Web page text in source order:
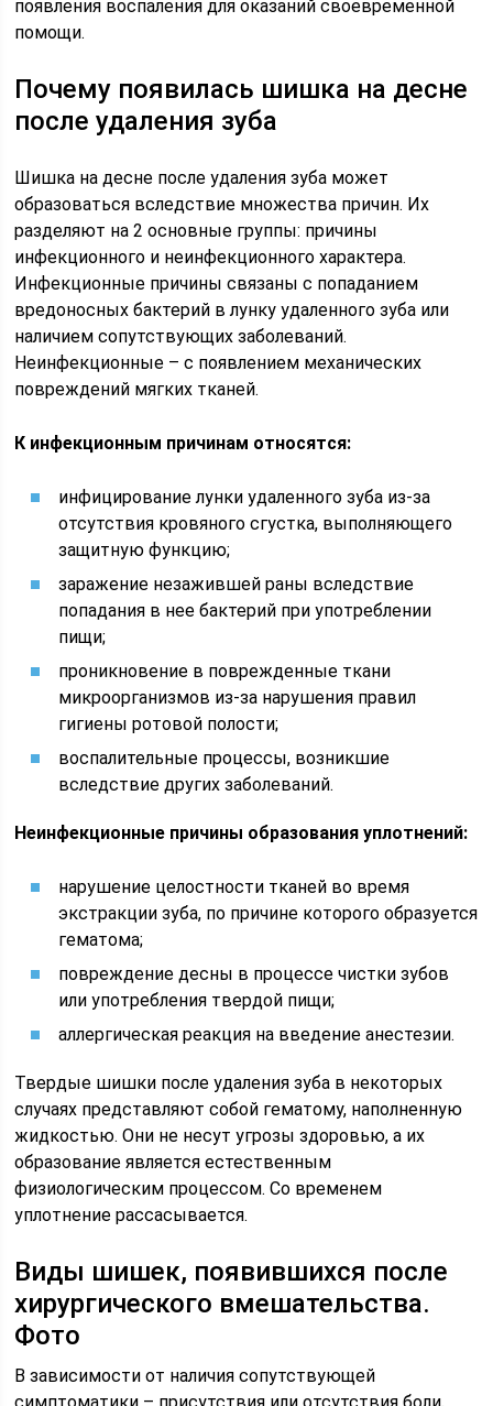
появления воспаления для оказаний своевременной
помощи.
Почему появилась шишка на десне
после удаления зуба
Шишка на десне после удаления зуба может
образоваться вследствие множества причин. Их
разделяют на 2 основные группы: причины
инфекционного и неинфекционного характера.
Инфекционные причины связаны с попаданием
вредоносных бактерий в лунку удаленного зуба или
наличием сопутствующих заболеваний.
Неинфекционные – с появлением механических
повреждений мягких тканей.
К инфекционным причинам относятся:
инфицирование лунки удаленного зуба из-за
отсутствия кровяного сгустка, выполняющего
защитную функцию;
заражение незажившей раны вследствие
попадания в нее бактерий при употреблении
пищи;
проникновение в поврежденные ткани
микроорганизмов из-за нарушения правил
гигиены ротовой полости;
воспалительные процессы, возникшие
вследствие других заболеваний.
Неинфекционные причины образования уплотнений:
нарушение целостности тканей во время
экстракции зуба, по причине которого образуется
гематома;
повреждение десны в процессе чистки зубов
или употребления твердой пищи;
аллергическая реакция на введение анестезии.
Твердые шишки после удаления зуба в некоторых
случаях представляют собой гематому, наполненную
жидкостью. Они не несут угрозы здоровью, а их
образование является естественным
физиологическим процессом. Со временем
уплотнение рассасывается.
Виды шишек, появившихся после
хирургического вмешательства.
Фото
В зависимости от наличия сопутствующей